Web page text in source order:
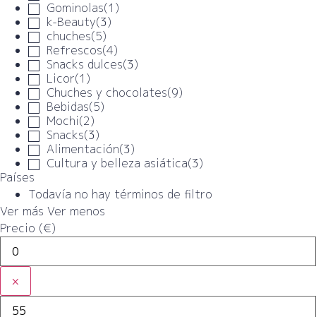
Gominolas(1 )
k-Beauty(3)
chuches(5)
Refrescos(4)
Snacks dulces(3)
Licor(1 )
Chuches y chocolates(9)
Bebidas(5)
Mochi(2)
Snacks(3)
Alimentación(3)
Cultura y belleza asiática(3)
Países
Todavía no hay términos de filtro
Ver más Ver menos
Precio (€)
×